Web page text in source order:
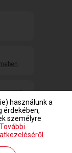
használunk a
érdekében,
személyre
További